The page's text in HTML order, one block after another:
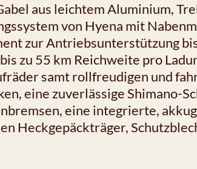
aus leichtem Aluminium,
von Hyena mit
zur Antriebsunterstützung
zu 55 km Reichweite pro
samt rollfreudigen und
eine zuverlässige Shimano-
eine integrierte,
Heckgepäckträger,